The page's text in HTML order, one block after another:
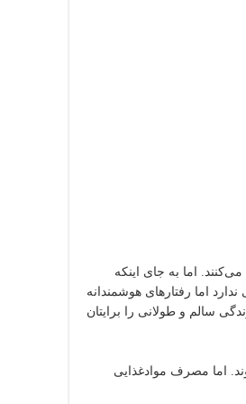
اما به جای اینکه
اما رفتارهای هوشمندانه
سالم و طولانی را برایتان
اما مصرف موادغذایی